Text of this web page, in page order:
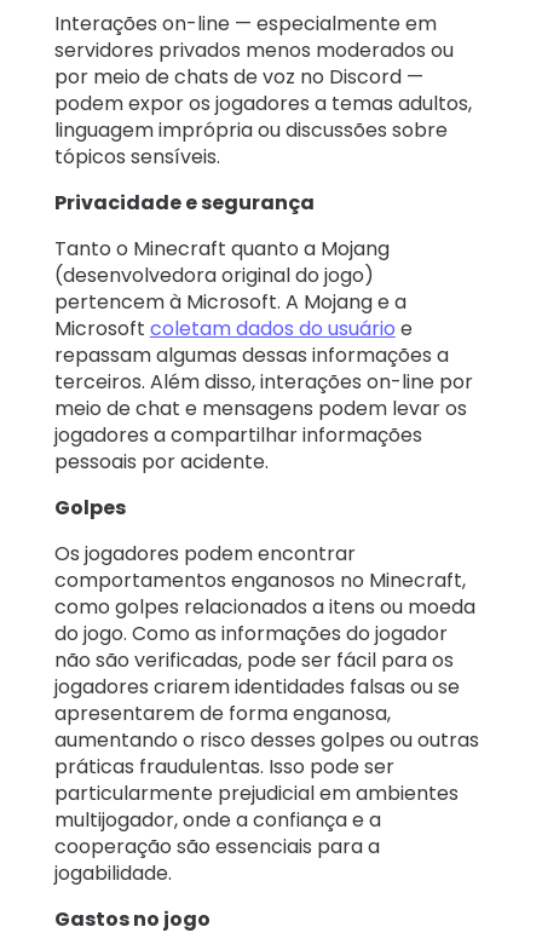
Interações on-line — especialmente em
servidores privados menos moderados ou
por meio de chats de voz no Discord —
podem expor os jogadores a temas adultos,
linguagem imprópria ou discussões sobre
tópicos sensíveis.
Privacidade e segurança
Tanto o Minecraft quanto a Mojang
(desenvolvedora original do jogo)
pertencem à Microsoft. A Mojang e a
Microsoft coletam dados do usuário e
repassam algumas dessas informações a
terceiros. Além disso, interações on-line por
meio de chat e mensagens podem levar os
jogadores a compartilhar informações
pessoais por acidente.
Golpes
Os jogadores podem encontrar
comportamentos enganosos no Minecraft,
como golpes relacionados a itens ou moeda
do jogo. Como as informações do jogador
não são verificadas, pode ser fácil para os
jogadores criarem identidades falsas ou se
apresentarem de forma enganosa,
aumentando o risco desses golpes ou outras
práticas fraudulentas. Isso pode ser
particularmente prejudicial em ambientes
multijogador, onde a confiança e a
cooperação são essenciais para a
jogabilidade.
Gastos no jogo